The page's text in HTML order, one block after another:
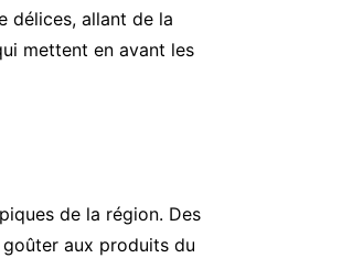
délices, allant de la
mettent en avant les
de la région. Des
aux produits du